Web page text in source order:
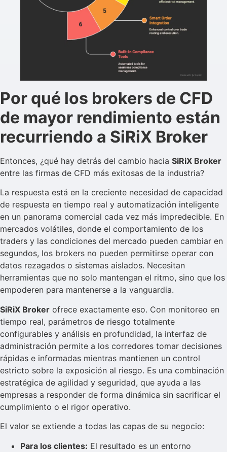
Por qué los brokers de CFD
de mayor rendimiento están
recurriendo a SiRiX Broker
Entonces, ¿qué hay detrás del cambio hacia SiRiX Broker
entre las firmas de CFD más exitosas de la industria?
La respuesta está en la creciente necesidad de capacidad
de respuesta en tiempo real y automatización inteligente
en un panorama comercial cada vez más impredecible. En
mercados volátiles, donde el comportamiento de los
traders y las condiciones del mercado pueden cambiar en
segundos, los brokers no pueden permitirse operar con
datos rezagados o sistemas aislados. Necesitan
herramientas que no solo mantengan el ritmo, sino que los
empoderen para mantenerse a la vanguardia.
SiRiX Broker ofrece exactamente eso. Con monitoreo en
tiempo real, parámetros de riesgo totalmente
configurables y análisis en profundidad, la interfaz de
administración permite a los corredores tomar decisiones
rápidas e informadas mientras mantienen un control
estricto sobre la exposición al riesgo. Es una combinación
estratégica de agilidad y seguridad, que ayuda a las
empresas a responder de forma dinámica sin sacrificar el
cumplimiento o el rigor operativo.
El valor se extiende a todas las capas de su negocio:
Para los clientes: El resultado es un entorno